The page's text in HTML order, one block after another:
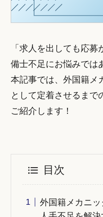
「求人を出しても応
備士不足にお悩みでは
本記事では、外国籍メ
として定着させるまで
ご紹介します！
目次
外国籍メカニ